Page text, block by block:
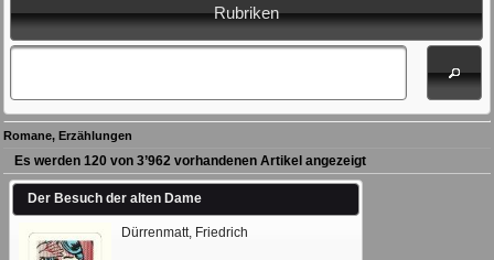
Rubriken
Romane, Erzählungen
Es werden 120 von 3’962 vorhandenen Artikel angezeigt
Der Besuch der alten Dame
Dürrenmatt, Friedrich